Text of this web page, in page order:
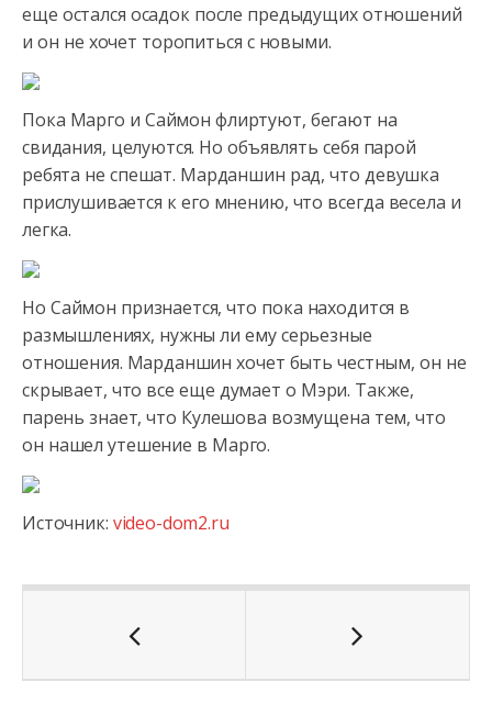
еще остался осадок после предыдущих отношений
и он не хочет торопиться с новыми.
Пока Марго и Саймон флиртуют, бегают на
свидания, целуются. Но объявлять себя парой
ребята не спешат. Марданшин рад, что девушка
прислушивается к его мнению, что всегда весела и
легка.
Но Саймон признается, что пока находится в
размышлениях, нужны ли ему серьезные
отношения. Марданшин хочет быть честным, он не
скрывает, что все еще думает о Мэри. Также,
парень знает, что Кулешова возмущена тем, что
он нашел утешение в Марго.
Источник: video-dom2.ru